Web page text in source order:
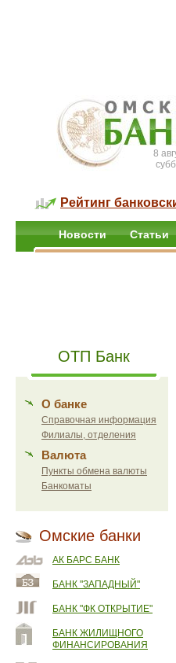
8
Рейтинг
Новости Статьи
ОТП Банк
О банке
Справочная информация
Филиалы, отделения
Валюта
Пункты обмена валюты
Банкоматы
Омские банки
АК БАРС БАНК
БАНК "ЗАПАДНЫЙ"
БАНК "ФК ОТКРЫТИЕ"
БАНК ЖИЛИЩНОГО
ФИНАНСИРОВАНИЯ